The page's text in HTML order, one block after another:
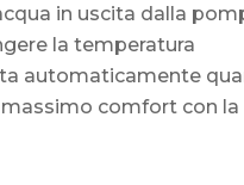
in uscita dalla
la temperatura
automaticamente
comfort con la